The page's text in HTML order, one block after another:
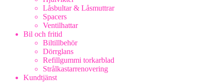
Låsbultar & Låsmuttrar
Spacers
Ventilhattar
Bil och fritid
Biltillbehör
Dörrglans
Refillgummi torkarblad
Strålkastarrenovering
Kundtjänst